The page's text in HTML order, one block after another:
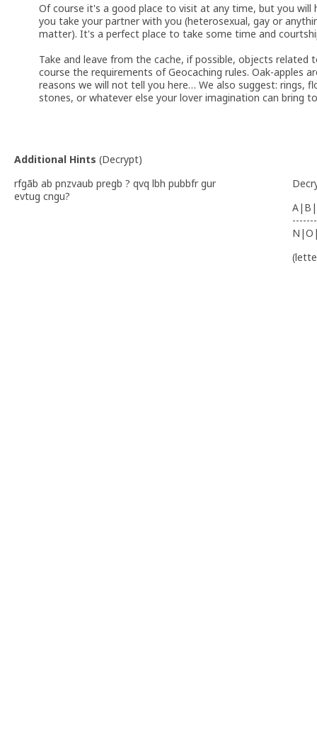
Of course it's a good place to visit at any time, but you will
you take your partner with you (heterosexual, gay or
matter). It's a perfect place to take some time and
Take and leave from the cache, if possible, objects related
course the requirements of Geocaching rules. Oak-apples
reasons we will not tell you here… We also suggest: rings,
stones, or whatever else your lover imagination can bring
Additional Hints (Decrypt)
rfgãb ab pnzvaub pregb ? qvq lbh pubbfr gur
evtug cngu?